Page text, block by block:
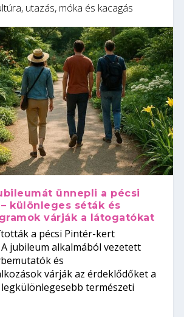
utazás, móka és kacagás
ünnepli a pécsi
különleges séták és
várják a látogatókat
a pécsi Pintér-kert
jubileum alkalmából vezetett
és
várják az érdeklődőket a
természeti